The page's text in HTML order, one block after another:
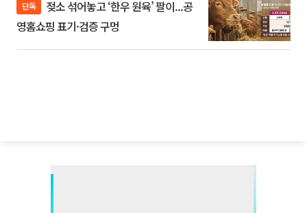
단독
영홈쇼핑 표기·검증 구멍